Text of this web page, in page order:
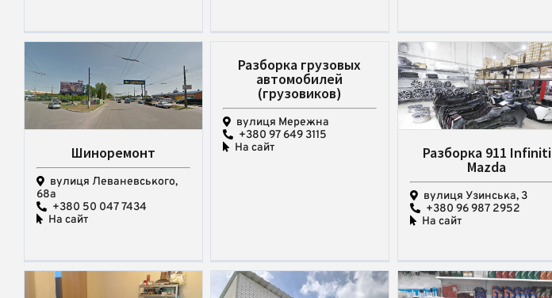
Шиноремонт
вулиця Леваневського,
68а
+380 50 047 7434
На сайт
Разборка грузовых
автомобилей
(грузовиков)
вулиця Мережна
+380 97 649 3115
На сайт
Разборка 911 Infiniti
Mazda
вулиця Узинська, 3
+380 96 987 2952
На сайт